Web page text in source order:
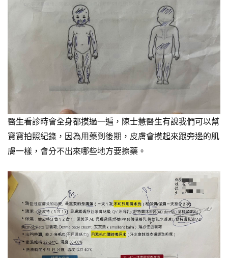
醫生看診時會全身都摸過一遍，陳士慧醫生有說我們可以幫
寶寶拍照紀錄，因為用藥到後期，皮膚會摸起來跟旁邊的肌
膚一樣，會分不出來哪些地方要擦藥。